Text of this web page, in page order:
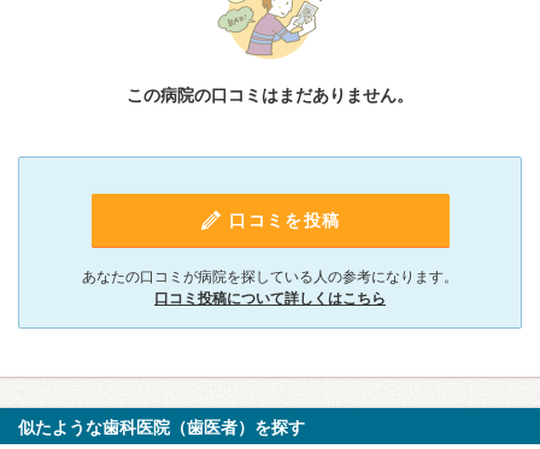
この病院の口コミはまだありません。
口コミを投稿
あなたの口コミが病院を探している人の参考になります。
口コミ投稿について詳しくはこちら
似たような歯科医院（歯医者）を探す